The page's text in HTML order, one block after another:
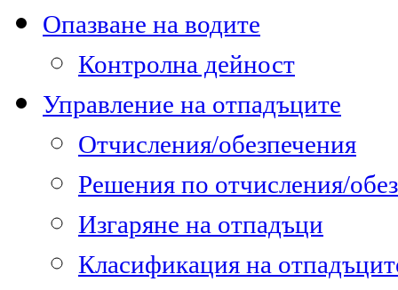
Опазване на водите
Контролна дейност
Управление на отпадъците
Отчисления/обезпечения
Решения по отчисления/
Изгаряне на отпадъци
Класификация на